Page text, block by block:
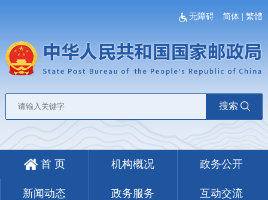
无障碍 简体 |繁體
搜索
首 页 机构概况 政务公开
新闻动态 政务服务 互动交流